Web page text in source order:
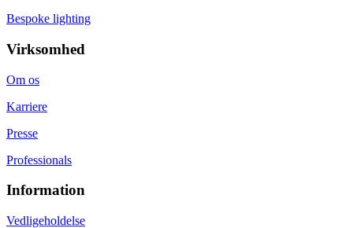
Bespoke lighting
Virksomhed
Om os
Karriere
Presse
Professionals
Information
Vedligeholdelse